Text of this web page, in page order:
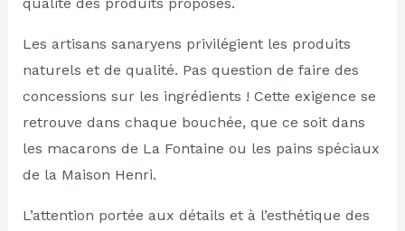
Les artisans sanaryens privilégient les produits
naturels et de qualité. Pas question de faire des
concessions sur les ingrédients ! Cette exigence se
retrouve dans chaque bouchée, que ce soit dans
les macarons de La Fontaine ou les pains spéciaux
de la Maison Henri.
L’attention portée aux détails et à l’esthétique des